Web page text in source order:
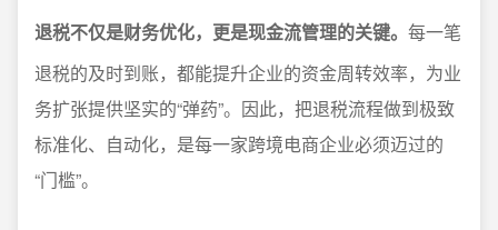
退税不仅是财务优化，更是现金流管理的关键。 每一笔
退税的及时到账，都能提升企业的资金周转效率，为业
务扩张提供坚实的“弹药”。因此，把退税流程做到极致
标准化、自动化，是每一家跨境电商企业必须迈过的
“门槛”。